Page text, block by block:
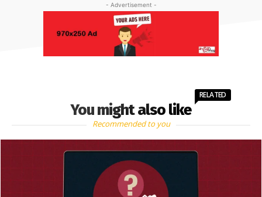
- Advertisement -
You might also like
RELATED
Recommended to you